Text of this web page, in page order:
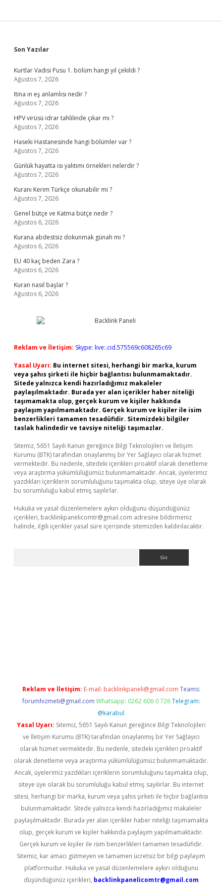
Sidebar
Son Yazılar
Kurtlar Vadisi Pusu 1. bölüm hangi yıl çekildi ?
Ağustos 7, 2026
Itina ın eş anlamlısı nedir ?
Ağustos 7, 2026
HPV virüsü idrar tahlilinde çıkar mı ?
Ağustos 7, 2026
Haseki Hastanesinde hangi bölümler var ?
Ağustos 7, 2026
Günlük hayatta ısı yalıtımı örnekleri nelerdir ?
Ağustos 7, 2026
Kuranı Kerim Türkçe okunabilir mi ?
Ağustos 7, 2026
Genel bütçe ve Katma bütçe nedir ?
Ağustos 6, 2026
Kurana abdestsiz dokunmak günah mı ?
Ağustos 6, 2026
EU 40 kaç beden Zara ?
Ağustos 6, 2026
Kuran nasıl başlar ?
Ağustos 6, 2026
Reklam ve İletişim: Skype: live:.cid.575569c608265c69
Yasal Uyarı: Bu internet sitesi, herhangi bir marka, kurum
veya şahıs şirketi ile hiçbir bağlantısı bulunmamaktadır.
Sitede yalnızca kendi hazırladığımız makaleler
paylaşılmaktadır. Burada yer alan içerikler haber niteliği
taşımamakta olup, gerçek kurum ve kişiler hakkında
paylaşım yapılmamaktadır. Gerçek kurum ve kişiler ile isim
benzerlikleri tamamen tesadüfidir. Sitemizdeki bilgiler
taslak halindedir ve tavsiye niteliği taşımazlar.
Sitemiz, 5651 Sayılı Kanun gereğince Bilgi Teknolojileri ve İletişim
Kurumu (BTK) tarafından onaylanmış bir Yer Sağlayıcı olarak hizmet
vermektedir. Bu nedenle, sitedeki içerikleri proaktif olarak denetleme
veya araştırma yükümlülüğümüz bulunmamaktadır. Ancak, üyelerimiz
yazdıkları içeriklerin sorumluluğunu taşımakta olup, siteye üye olarak
bu sorumluluğu kabul etmiş sayılırlar.
Hukuka ve yasal düzenlemelere aykırı olduğunu düşündüğünüz
içerikleri, backlinkpanelicomtr@gmail.com adresine bildirmeniz
halinde, ilgili içerikler yasal süre içerisinde sitemizden kaldırılacaktır.
Reklam ve İletişim: E-mail: backlinkpaneli@gmail.com Teams:
forumhizmeti@gmail.com Whatsapp: 0262 606 0 726 Telegram:
@karabul
Yasal Uyarı: Sitemiz, 5651 Sayılı Kanun gereğince Bilgi Teknolojileri
ve İletişim Kurumu (BTK) tarafından onaylanmış bir Yer Sağlayıcı
olarak hizmet vermektedir. Bu nedenle, sitedeki içerikleri proaktif
olarak denetleme veya araştırma yükümlülüğümüz bulunmamaktadır.
Ancak, üyelerimiz yazdıkları içeriklerin sorumluluğunu taşımakta olup,
siteye üye olarak bu sorumluluğu kabul etmiş sayılırlar. Bu internet
sitesi, herhangi bir marka, kurum veya şahıs şirketi ile hiçbir bağlantısı
bulunmamaktadır. Sitede yalnızca kendi hazırladığımız makaleler
paylaşılmaktadır. Burada yer alan içerikler haber niteliği taşımamakta
olup, gerçek kurum ve kişiler hakkında paylaşım yapılmamaktadır.
Gerçek kurum ve kişiler ile isim benzerlikleri tamamen tesadüfidir.
Sitemiz, kar amacı gütmeyen ve tamamen ücretsiz bir bilgi paylaşım
platformudur. Hukuka ve yasal düzenlemelere aykırı olduğunu
düşündüğünüz içerikleri, backlinkpanelicomtr@gmail.com